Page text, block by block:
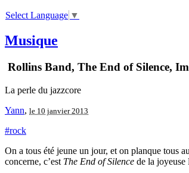
Select Language ▼
Musique
Rollins Band, The End of Silence,
La perle du jazzcore
Yann, le 10 janvier 2013
#rock
On a tous été jeune un jour, et on planque tous
concerne, c’est The End of Silence de la